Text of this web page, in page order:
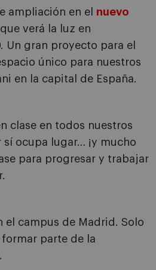
ampliación en el nuevo
verá la luz en
Un gran proyecto para el
único para nuestros
en la capital de España.
clase en todos nuestros
sí ocupa lugar… ¡y mucho
para progresar y trabajar
el campus de Madrid. Solo
parte de la